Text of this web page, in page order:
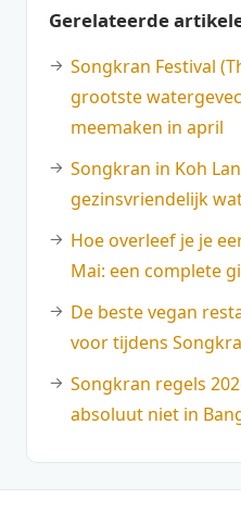
Gerelateerde
Songkran Festival
grootste
meemaken in april
Songkran in Koh
gezinsvriendelijk
Hoe overleef je je
Mai: een complete
De beste vegan
voor tijdens
Songkran regels
absoluut niet in